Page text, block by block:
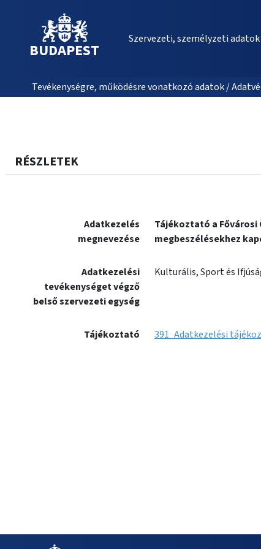
BUDAPEST
Szervezeti, személyzeti adatok
Tevékenységre, működésre vonatkozó adatok /
RÉSZLETEK
Adatkezelés
megnevezése
Tájékoztató a
megbeszélésekhez
Adatkezelési
tevékenységet végző
belső szervezeti egység
Kulturális, Sport és
Tájékoztató 391_Adatkezelési